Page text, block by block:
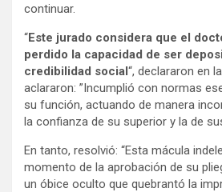
continuar.
“Este jurado considera que el
perdido la capacidad de ser
credibilidad social“, declararon en
aclararon: ”Incumplió con normas
su función, actuando de manera
la confianza de su superior y la de
En tanto, resolvió: “Esta mácula
momento de la aprobación de su
un óbice oculto que quebrantó la